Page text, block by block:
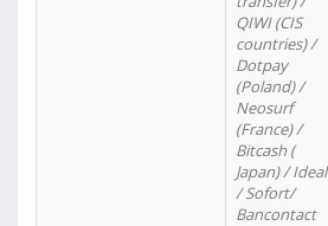
QIWI (CIS
countries) /
Dotpay
(Poland) /
Neosurf
(France) /
Bitcash (
Japan) / Ideal
/ Sofort/
Bancontact